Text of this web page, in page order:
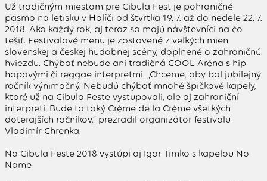
Už tradičným miestom pre Cibula Fest je pohraničné
pásmo na letisku v Holíči od štvrtka 19. 7. až do nedele 22. 7.
2018. Ako každý rok, aj teraz sa majú návštevníci na čo
tešiť. Festivalové menu je zostavené z veľkých mien
slovenskej a českej hudobnej scény, doplnené o zahraničnú
hviezdu. Chýbať nebude ani tradičná COOL Aréna s hip
hopovými či reggae interpretmi. „Chceme, aby bol jubilejný
ročník výnimočný. Nebudú chýbať mnohé špičkové kapely,
ktoré už na Cibula Feste vystupovali, ale aj zahraniční
interpreti. Bude to taký Créme de la Créme všetkých
doterajších ročníkov,“ prezradil organizátor festivalu
Vladimír Chrenka.
Na Cibula Feste 2018 vystúpi aj Igor Timko s kapelou No
Name